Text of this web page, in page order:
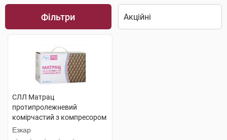
Фільтри
СЛЛ Матрац
протипролежневий
комірчастий з компресором
1 шт
Езкар